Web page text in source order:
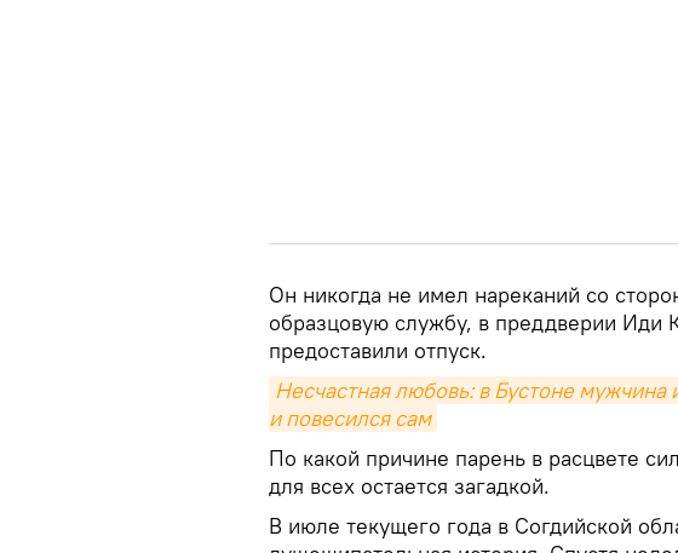
Он никогда не имел нареканий со
образцовую службу, в преддверии Иди
предоставили отпуск.
Несчастная любовь: в Бустоне мужчина
и повесился сам
По какой причине парень в расцвете
для всех остается загадкой.
В июле текущего года в Согдийской